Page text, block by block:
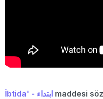
İbtida' - ابتداء maddesi